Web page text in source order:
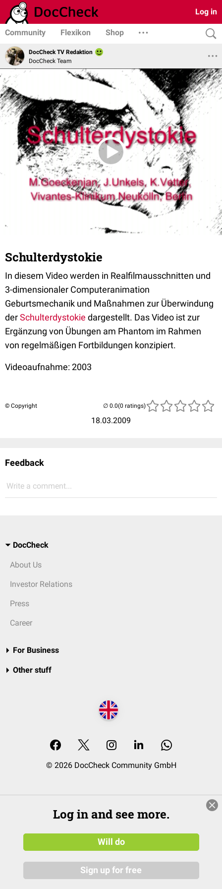
Log in
Community Flexikon Shop
DocCheck TV Redaktion
DocCheck Team
Schulterdystokie
In diesem Video werden in Realfilmausschnitten und
3-dimensionaler Computeranimation
Geburtsmechanik und Maßnahmen zur Überwindung
derSchulterdystokie dargestellt. Das Video ist zur
Ergänzung von Übungen am Phantom im Rahmen
von regelmäßigen Fortbildungen konzipiert.
Videoaufnahme: 2003
© Copyright
18.03.2009
(0 ratings)
Feedback
Write a comment...
DocCheck
About Us
Investor Relations
Press
Career
For Business
Other stuff
© 2026 DocCheck Community GmbH
Log in and see more.
Will do
Sign up for free